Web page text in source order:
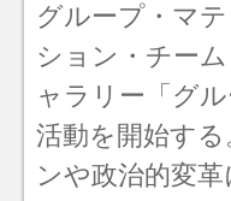
グループ・マ
ション・チー
ャラリー「グ
活動を開始す
ンや政治的変